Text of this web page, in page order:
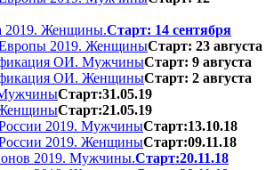
2019. Женщины.Старт: 14 сентября
2019. ЖенщиныСтарт: 23 августа
ОИ. МужчиныСтарт: 9 августа
ОИ. ЖенщиныСтарт: 2 августа
Старт:31.05.19
Старт:21.05.19
2019. МужчиныСтарт:13.10.18
2019. ЖенщиныСтарт:09.11.18
2019. Мужчины.Старт:20.11.18